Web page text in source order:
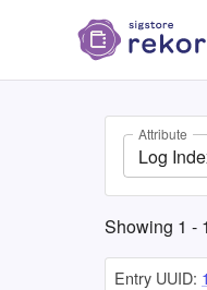
Attribute
Log
Showing 1 - 1
Entry UUID: